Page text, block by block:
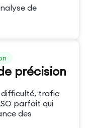
de
précision
difficulté, trafic
parfait qui
des